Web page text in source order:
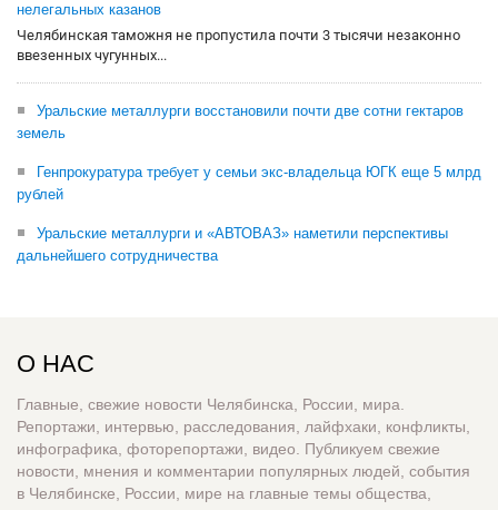
нелегальных казанов
Челябинская таможня не пропустила почти 3 тысячи незаконно
ввезенных чугунных...
Уральские металлурги восстановили почти две сотни гектаров
земель
Генпрокуратура требует у семьи экс-владельца ЮГК еще 5 млрд
рублей
Уральские металлурги и «АВТОВАЗ» наметили перспективы
дальнейшего сотрудничества
О НАС
Главные, свежие новости Челябинска, России, мира.
Репортажи, интервью, расследования, лайфхаки, конфликты,
инфографика, фоторепортажи, видео. Публикуем свежие
новости, мнения и комментарии популярных людей, события
в Челябинске, России, мире на главные темы общества,